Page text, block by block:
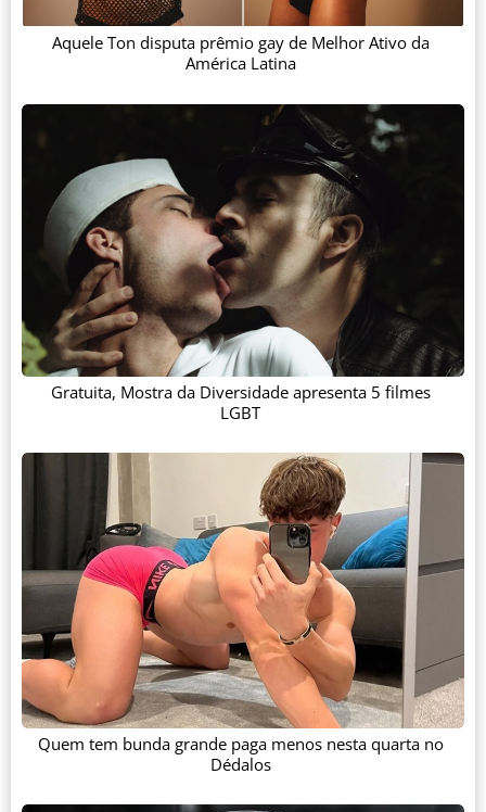
Aquele Ton disputa prêmio gay de Melhor Ativo da
América Latina
Gratuita, Mostra da Diversidade apresenta 5 filmes
LGBT
Quem tem bunda grande paga menos nesta quarta no
Dédalos